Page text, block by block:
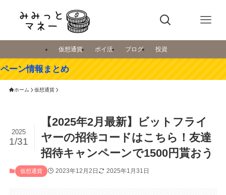
仮想通貨 ポイ活 ブログ 投資
とめ
ホーム 仮想通貨
【2025年2月最新】ビットフライ
ヤーの招待コードはこちら！友達
招待キャンペーンで1500円貰おう
2025
1/31
仮想通貨 2023年12月2日 2025年1月31日